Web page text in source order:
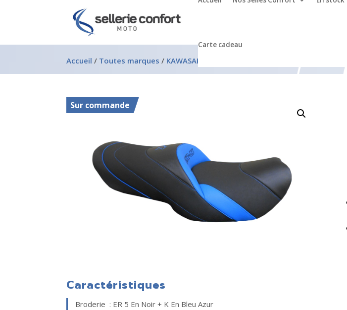
Carte cadeau
Accueil / Toutes marques / KAWASAKI
Sur commande
Caractéristiques
Broderie : ER 5 En Noir + K En Bleu Azur